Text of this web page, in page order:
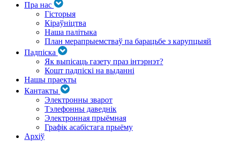
Пра нас
Гісторыя
Кіраўніцтва
Наша палітыка
План мерапрыемстваў па барацьбе з карупцыяй
Падпіска
Як выпісаць газету праз інтэрнэт?
Кошт падпіскі на выданні
Нашы праекты
Кантакты
Электронны зварот
Тэлефонны даведнік
Электронная прыёмная
Графік асабістага прыёму
Архіў